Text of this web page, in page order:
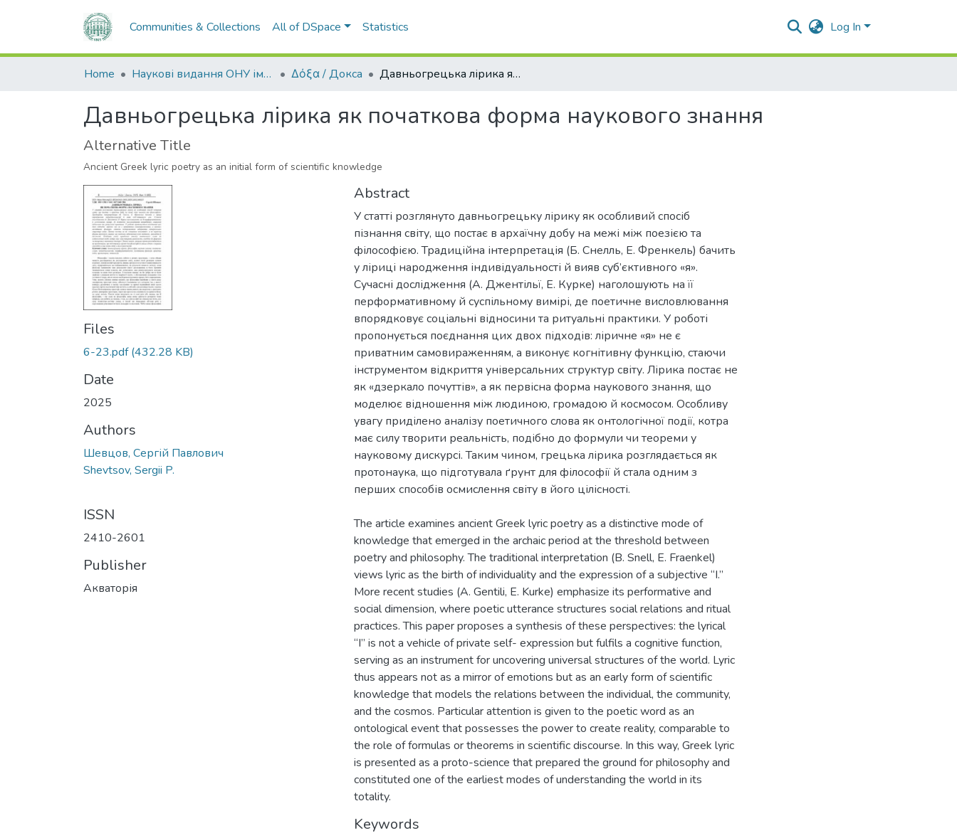
Communities & Collections All of DSpace Statistics Log In
Home Наукові видання ОНУ імені І. І. Мечникова Δόξα / Докса Давньогрецька лірика як початкова форма наукового знання
Давньогрецька лірика як початкова форма наукового знання
Alternative Title
Ancient Greek lyric poetry as an initial form of scientific knowledge
Files
6-23.pdf(432.28 KB)
Date
2025
Authors
Шевцов, Сергій Павлович
Shevtsov, Sergii P.
ISSN
2410-2601
Publisher
Акваторія
Abstract
У статті розглянуто давньогрецьку лірику як особливий спосіб
пізнання світу, що постає в архаїчну добу на межі між поезією та
філософією. Традиційна інтерпретація (Б. Снелль, Е. Френкель) бачить
у ліриці народження індивідуальності й вияв суб’єктивного «я».
Сучасні дослідження (А. Джентільї, Е. Курке) наголошують на її
перформативному й суспільному вимірі, де поетичне висловлювання
впорядковує соціальні відносини та ритуальні практики. У роботі
пропонується поєднання цих двох підходів: ліричне «я» не є
приватним самовираженням, а виконує когнітивну функцію, стаючи
інструментом відкриття універсальних структур світу. Лірика постає не
як «дзеркало почуттів», а як первісна форма наукового знання, що
моделює відношення між людиною, громадою й космосом. Особливу
увагу приділено аналізу поетичного слова як онтологічної події, котра
має силу творити реальність, подібно до формули чи теореми у
науковому дискурсі. Таким чином, грецька лірика розглядається як
протонаука, що підготувала ґрунт для філософії й стала одним з
The article examines ancient Greek lyric poetry as a distinctive mode of
knowledge that emerged in the archaic period at the threshold between
poetry and philosophy. The traditional interpretation (B. Snell, E. Fraenkel)
views lyric as the birth of individuality and the expression of a subjective “I.”
More recent studies (A. Gentili, E. Kurke) emphasize its performative and
social dimension, where poetic utterance structures social relations and ritual
practices. This paper proposes a synthesis of these perspectives: the lyrical
“I” is not a vehicle of private self- expression but fulfils a cognitive function,
serving as an instrument for uncovering universal structures of the world. Lyric
thus appears not as a mirror of emotions but as an early form of scientific
knowledge that models the relations between the individual, the community,
and the cosmos. Particular attention is given to the poetic word as an
ontological event that possesses the power to create reality, comparable to
the role of formulas or theorems in scientific discourse. In this way, Greek lyric
is presented as a proto-science that prepared the ground for philosophy and
constituted one of the earliest modes of understanding the world in its
totality.
Keywords